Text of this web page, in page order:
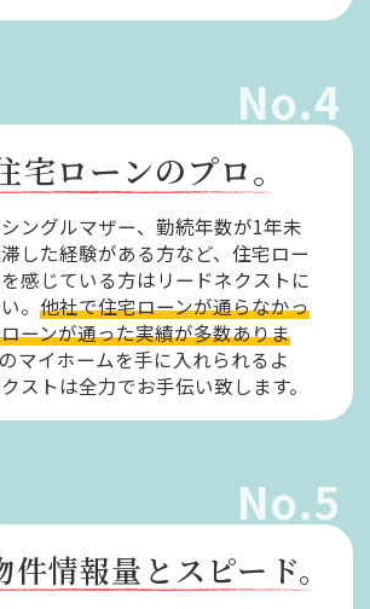
No.4
宅ローンのプロ。
ングルマザー、勤続年数が1年未
した経験がある方など、住宅ロー
感じている方はリードネクストに
。他社で住宅ローンが通らなかっ
ーンが通った実績が多数ありま
マイホームを手に入れられるよ
ストは全力でお手伝い致します。
No.5
件情報量とスピード。